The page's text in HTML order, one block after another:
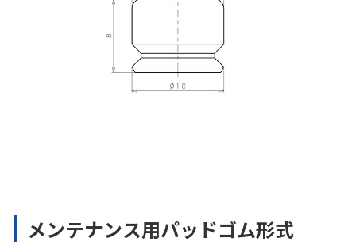
メンテナンス用パッドゴム形式